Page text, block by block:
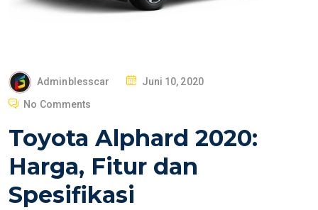
Adminblesscar
T
Juni 10, 2020
No Comments
Toyota Alphard 2020:
Harga, Fitur dan
Spesifikasi